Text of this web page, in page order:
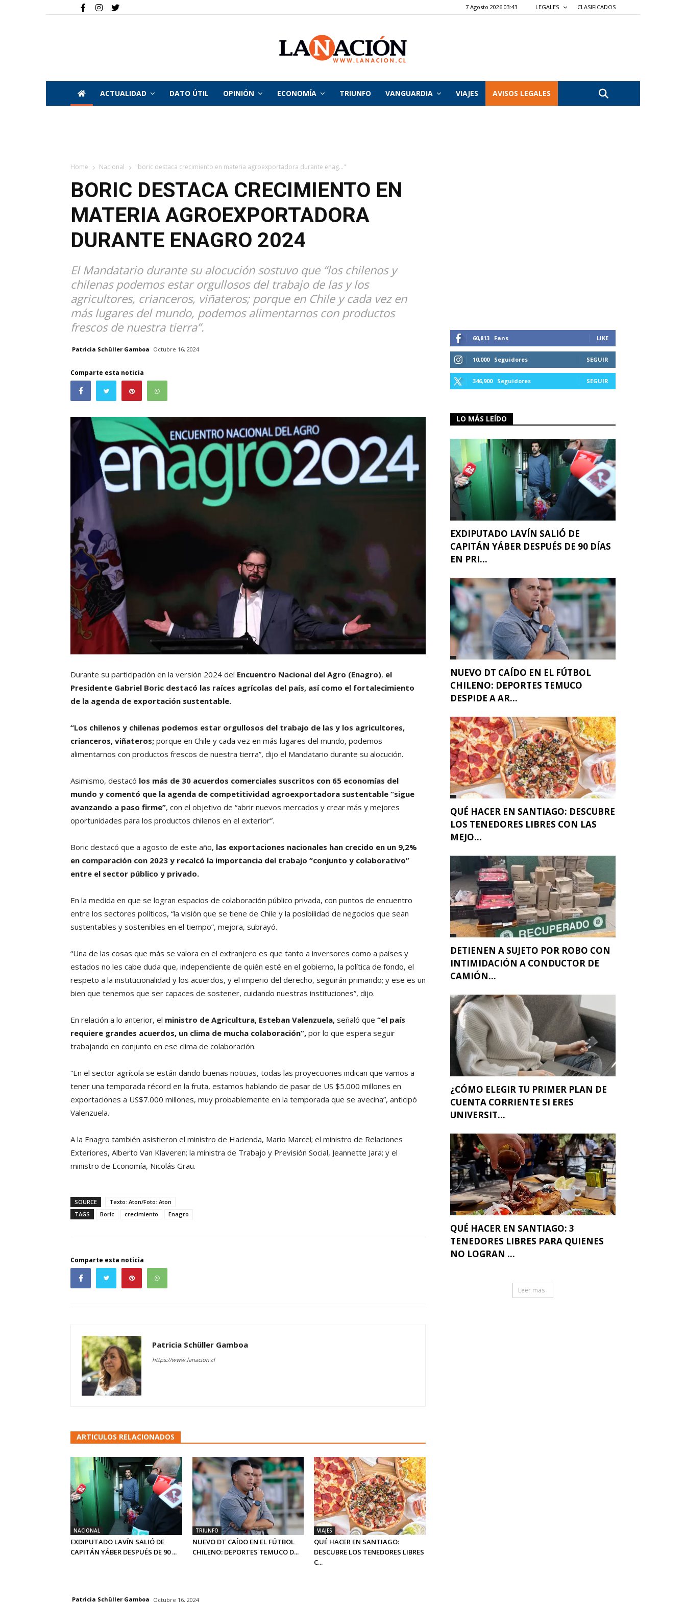
7 Agosto 2026 03:43 LEGALES CLASIFICADOS
La
ACTUALIDAD DATO ÚTIL OPINIÓN ECONOMÍA TRIUNFO VANGUARDIA VIAJES AVISOS LEGALES
Home Nacional "boric destaca crecimiento en materia agroexportadora durante enag..."
BORIC DESTACA CRECIMIENTO EN
MATERIA AGROEXPORTADORA
DURANTE ENAGRO 2024
El Mandatario durante su alocución sostuvo que “los chilenos y
chilenas podemos estar orgullosos del trabajo de las y los
agricultores, crianceros, viñateros; porque en Chile y cada vez en
más lugares del mundo, podemos alimentarnos con productos
frescos de nuestra tierra”.
Patricia Schüller Gamboa Octubre 16, 2024
Comparte esta noticia
Durante su participación en la versión 2024 del Encuentro Nacional del Agro (Enagro), el
Presidente Gabriel Boric destacó las raíces agrícolas del país, así como el fortalecimiento
de la agenda de exportación sustentable.
“Los chilenos y chilenas podemos estar orgullosos del trabajo de las y los agricultores,
crianceros, viñateros; porque en Chile y cada vez en más lugares del mundo, podemos
alimentarnos con productos frescos de nuestra tierra”, dijo el Mandatario durante su alocución.
Asimismo, destacó los más de 30 acuerdos comerciales suscritos con 65 economías del
mundo y comentó que la agenda de competitividad agroexportadora sustentable “sigue
avanzando a paso firme”, con el objetivo de “abrir nuevos mercados y crear más y mejores
oportunidades para los productos chilenos en el exterior”.
Boric destacó que a agosto de este año, las exportaciones nacionales han crecido en un 9,2%
en comparación con 2023 y recalcó la importancia del trabajo “conjunto y colaborativo”
entre el sector público y privado.
En la medida en que se logran espacios de colaboración público privada, con puntos de encuentro
entre los sectores políticos, “la visión que se tiene de Chile y la posibilidad de negocios que sean
sustentables y sostenibles en el tiempo”, mejora, subrayó.
“Una de las cosas que más se valora en el extranjero es que tanto a inversores como a países y
estados no les cabe duda que, independiente de quién esté en el gobierno, la política de fondo, el
respeto a la institucionalidad y los acuerdos, y el imperio del derecho, seguirán primando; y ese es un
bien que tenemos que ser capaces de sostener, cuidando nuestras instituciones”, dijo.
En relación a lo anterior, el ministro de Agricultura, Esteban Valenzuela, señaló que “el país
requiere grandes acuerdos, un clima de mucha colaboración”, por lo que espera seguir
trabajando en conjunto en ese clima de colaboración.
“En el sector agrícola se están dando buenas noticias, todas las proyecciones indican que vamos a
tener una temporada récord en la fruta, estamos hablando de pasar de US $5.000 millones en
exportaciones a US$7.000 millones, muy probablemente en la temporada que se avecina”, anticipó
Valenzuela.
A la Enagro también asistieron el ministro de Hacienda, Mario Marcel; el ministro de Relaciones
Exteriores, Alberto Van Klaveren; la ministra de Trabajo y Previsión Social, Jeannette Jara; y el
ministro de Economía, Nicolás Grau.
SOURCE
Texto: Aton/Foto: Aton
TAGS
Boric crecimiento Enagro
Comparte esta noticia
Patricia Schüller Gamboa
https://www.lanacion.cl
ARTICULOS RELACIONADOS
NACIONAL
EXDIPUTADO LAVÍN SALIÓ DE
CAPITÁN YÁBER DESPUÉS DE 90 ...
TRIUNFO
NUEVO DT CAÍDO EN EL FÚTBOL
CHILENO: DEPORTES TEMUCO D...
VIAJES
QUÉ HACER EN SANTIAGO:
DESCUBRE LOS TENEDORES LIBRES
C...
60,813 Fans LIKE
10,000 Seguidores SEGUIR
346,900 Seguidores SEGUIR
LO MÁS LEÍDO
EXDIPUTADO LAVÍN SALIÓ DE
CAPITÁN YÁBER DESPUÉS DE 90 DÍAS
EN PRI...
NUEVO DT CAÍDO EN EL FÚTBOL
CHILENO: DEPORTES TEMUCO
DESPIDE A AR...
QUÉ HACER EN SANTIAGO: DESCUBRE
LOS TENEDORES LIBRES CON LAS
MEJO...
DETIENEN A SUJETO POR ROBO CON
INTIMIDACIÓN A CONDUCTOR DE
CAMIÓN...
¿CÓMO ELEGIR TU PRIMER PLAN DE
CUENTA CORRIENTE SI ERES
UNIVERSIT...
QUÉ HACER EN SANTIAGO: 3
TENEDORES LIBRES PARA QUIENES
NO LOGRAN ...
Leer mas
Patricia Schüller Gamboa Octubre 16, 2024